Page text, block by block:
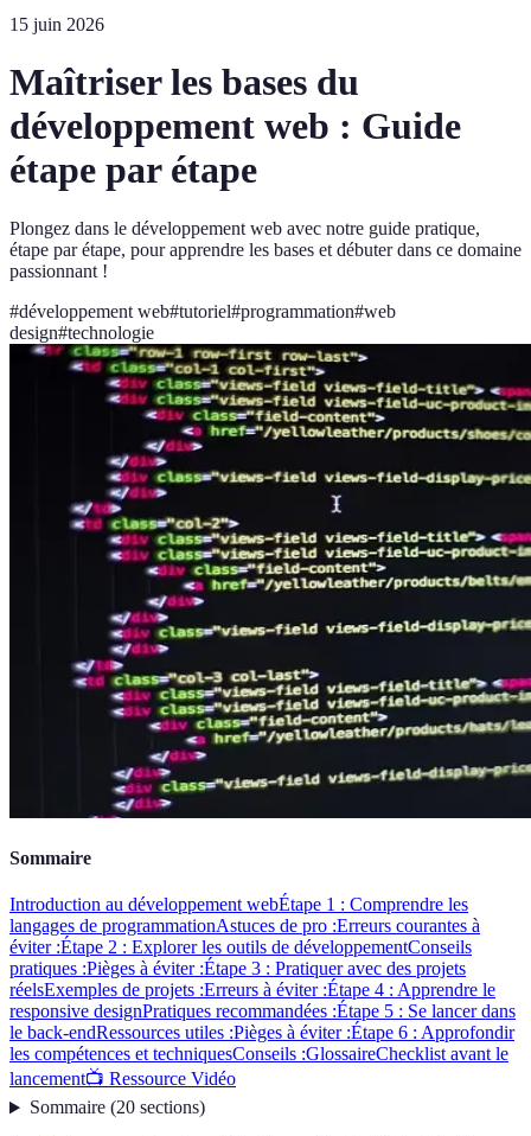
15 juin 2026
Maîtriser les bases du
développement web : Guide
étape par étape
Plongez dans le développement web avec notre guide pratique,
étape par étape, pour apprendre les bases et débuter dans ce domaine
passionnant !
#développement web#tutoriel#programmation#web
design#technologie
Sommaire
Introduction au développement webÉtape 1 : Comprendre les
langages de programmationAstuces de pro :Erreurs courantes à
éviter :Étape 2 : Explorer les outils de développementConseils
pratiques :Pièges à éviter :Étape 3 : Pratiquer avec des projets
réelsExemples de projets :Erreurs à éviter :Étape 4 : Apprendre le
responsive designPratiques recommandées :Étape 5 : Se lancer dans
le back-endRessources utiles :Pièges à éviter :Étape 6 : Approfondir
les compétences et techniquesConseils :GlossaireChecklist avant le
lancement📺 Ressource Vidéo
Sommaire(20 sections)